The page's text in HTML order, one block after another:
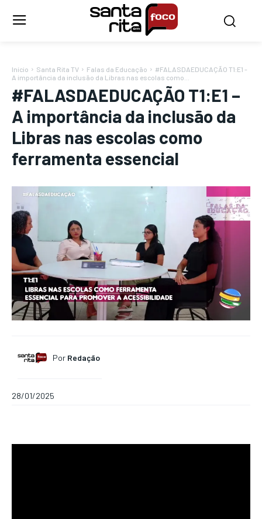
Início Santa Rita TV Falas da Educação
#FALASDAEDUCAÇÃO T1:E1 -
A importância da inclusão da Libras nas escolas como...
#FALASDAEDUCAÇÃO T1:E1 –
A importância da inclusão da
Libras nas escolas como
ferramenta essencial
Por Redação
28/01/2025